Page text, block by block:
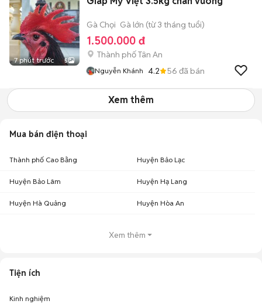
7 phút trước 5
Gà Chọi Gà lớn (từ 3 tháng tuổi)
1.500.000 đ
Thành phố Tân An
Nguyễn Khánh 4.2 56 đã bán
Xem thêm
Mua bán điện thoại
Thành phố Cao Bằng Huyện Bảo Lạc
Huyện Bảo Lâm Huyện Hạ Lang
Huyện Hà Quảng Huyện Hòa An
Xem thêm
Tiện ích
Kinh nghiệm